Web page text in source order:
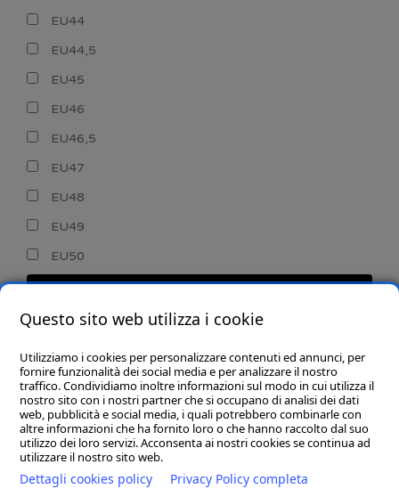
EU44
EU44,5
EU45
EU46
EU46,5
EU47
EU48
EU49
EU50
CHI SIAMO
GOBA.IT
SHOP
Questo sito web utilizza i cookie
Utilizziamo i cookies per personalizzare contenuti ed annunci, per
fornire funzionalità dei social media e per analizzare il nostro
traffico. Condividiamo inoltre informazioni sul modo in cui utilizza il
nostro sito con i nostri partner che si occupano di analisi dei dati
web, pubblicità e social media, i quali potrebbero combinarle con
altre informazioni che ha fornito loro o che hanno raccolto dal suo
utilizzo dei loro servizi. Acconsenta ai nostri cookies se continua ad
utilizzare il nostro sito web.
Dettagli cookies policy Privacy Policy completa